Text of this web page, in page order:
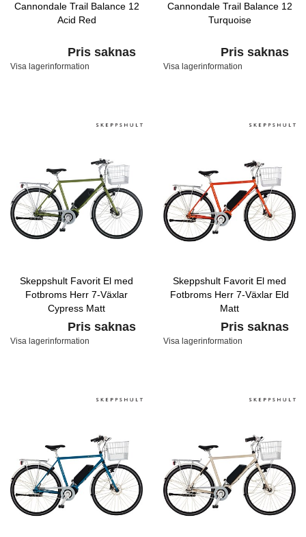
Cannondale Trail Balance 12
Acid Red
Pris saknas
Visa lagerinformation
Cannondale Trail Balance 12
Turquoise
Pris saknas
Visa lagerinformation
Skeppshult Favorit El med
Fotbroms Herr 7-Växlar
Cypress Matt
Pris saknas
Visa lagerinformation
Skeppshult Favorit El med
Fotbroms Herr 7-Växlar Eld
Matt
Pris saknas
Visa lagerinformation